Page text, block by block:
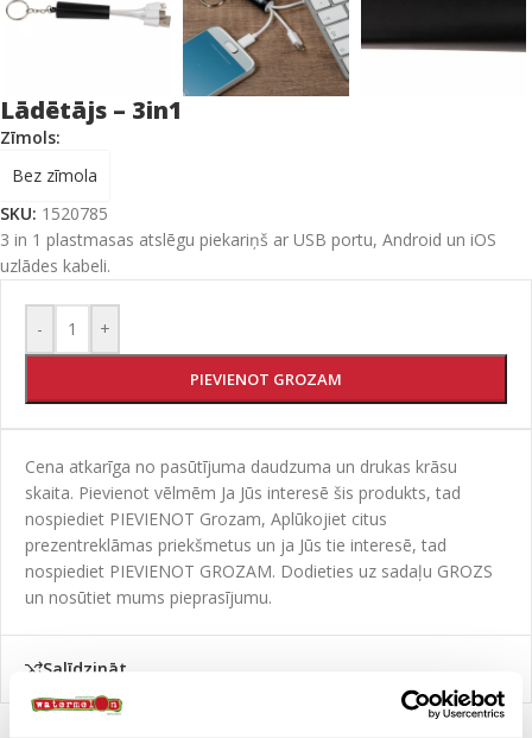
Lādētājs – 3in1
Zīmols:
Bez zīmola
SKU: 1520785
3 in 1 plastmasas atslēgu piekariņš ar USB portu, Android un iOS
uzlādes kabeli.
- +
PIEVIENOT GROZAM
Cena atkarīga no pasūtījuma daudzuma un drukas krāsu
skaita. Pievienot vēlmēm Ja Jūs interesē šis produkts, tad
nospiediet PIEVIENOT Grozam, Aplūkojiet citus
prezentreklāmas priekšmetus un ja Jūs tie interesē, tad
nospiediet PIEVIENOT GROZAM. Dodieties uz sadaļu GROZS
un nosūtiet mums pieprasījumu.
Salīdzināt